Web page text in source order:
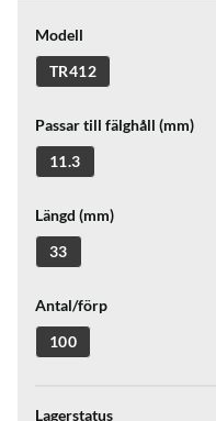
Modell
TR412
Passar till fälghåll (mm)
11.3
Längd (mm)
33
Antal/förp
100
Lagerstatus